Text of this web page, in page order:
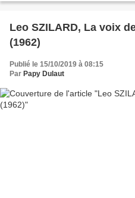
Leo SZILARD, La voix des
(1962)
Publié le 15/10/2019 à 08:15
Par Papy Dulaut